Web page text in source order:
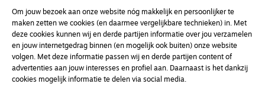
Om jouw bezoek aan onze website nóg makkelijk en persoonlijker te
maken zetten we cookies (en daarmee vergelijkbare technieken) in. Met
deze cookies kunnen wij en derde partijen informatie over jou verzamelen
en jouw internetgedrag binnen (en mogelijk ook buiten) onze website
volgen. Met deze informatie passen wij en derde partijen content of
advertenties aan jouw interesses en profiel aan. Daarnaast is het dankzij
cookies mogelijk informatie te delen via social media.